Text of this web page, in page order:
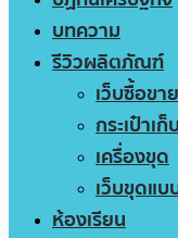
บทความ
รีวิวผลิตภัณฑ์
เว็บซื้อขาย
กระเป๋าเ
เครื่องขุด
เว็บขุดแบ
ห้องเรียน